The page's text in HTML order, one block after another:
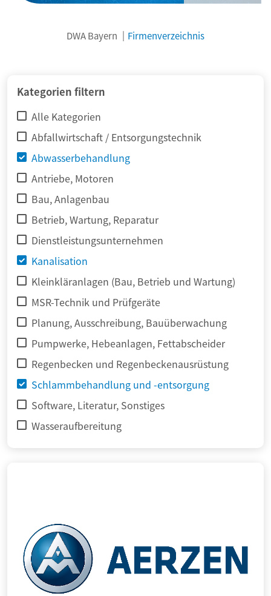
DWA Bayern Firmenverzeichnis
Kategorien filtern
Alle Kategorien
Abfallwirtschaft / Entsorgungstechnik
Abwasserbehandlung
Antriebe, Motoren
Bau, Anlagenbau
Betrieb, Wartung, Reparatur
Dienstleistungsunternehmen
Kanalisation
Kleinkläranlagen (Bau, Betrieb und Wartung)
MSR-Technik und Prüfgeräte
Planung, Ausschreibung, Bauüberwachung
Pumpwerke, Hebeanlagen, Fettabscheider
Regenbecken und Regenbeckenausrüstung
Schlammbehandlung und -entsorgung
Software, Literatur, Sonstiges
Wasseraufbereitung